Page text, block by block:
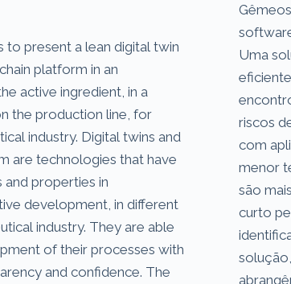
to present a lean digital twin
platform in an
active ingredient, in a
the production line, for
industry. Digital twins and
are technologies that have
properties in
development, in different
industry. They are able
of their processes with
and confidence. The
Uma
riscos
com
menor
são
curto